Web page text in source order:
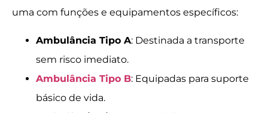
uma com funções e equipamentos específicos:
Ambulância Tipo A: Destinada a transporte
sem risco imediato.
Ambulância Tipo B: Equipadas para suporte
básico de vida.